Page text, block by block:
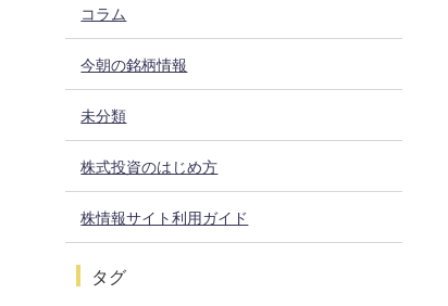
コラム
今朝の銘柄情報
未分類
株式投資のはじめ方
株情報サイト利用ガイド
タグ